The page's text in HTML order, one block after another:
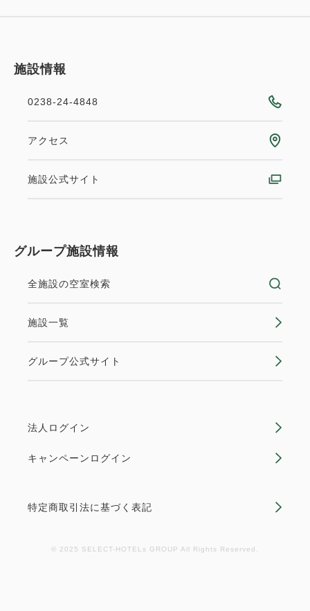
・桜の名所！置賜さくら回廊 車30分
施設情報
0238-24-4848
アクセス
施設公式サイト
グループ施設情報
全施設の空室検索
施設一覧
グループ公式サイト
法人ログイン
キャンペーンログイン
特定商取引法に基づく表記
© 2025 SELECT-HOTELs GROUP All Rights Reserved.